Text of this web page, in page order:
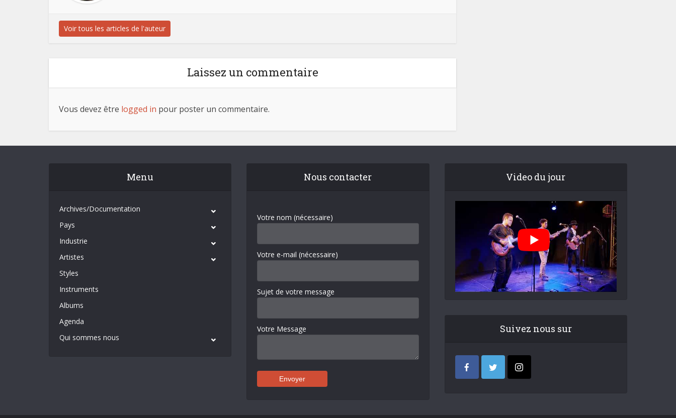
Voir tous les articles de l'auteur
Laissez un commentaire
Vous devez être logged in pour poster un commentaire.
Menu
Archives/Documentation
Pays
Industrie
Artistes
Styles
Instruments
Albums
Agenda
Qui sommes nous
Nous contacter
Votre nom (nécessaire)
Votre e-mail (nécessaire)
Sujet de votre message
Votre Message
Video du jour
Suivez nous sur